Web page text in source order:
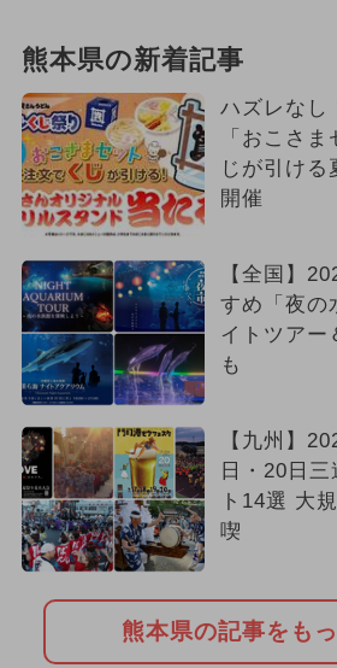
熊本県の新着記事
ハズレなし
「おこさ
じが引ける
開催
【全国】
すめ「夜の
イトツアー
も
【九州】
日・20日
ト14選 大
喫
熊本県の記事をも